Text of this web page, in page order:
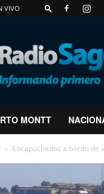
VIVO
MONTT
Encapuchados a bordo